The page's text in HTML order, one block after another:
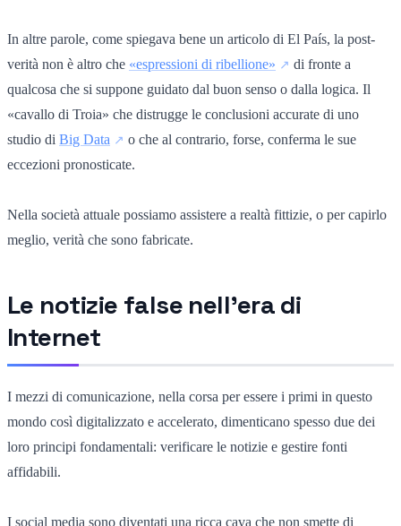
In altre parole, come spiegava bene un articolo di El País, la post-
verità non è altro che «espressioni di ribellione»
di fronte a
qualcosa che si suppone guidato dal buon senso o dalla logica. Il
«cavallo di Troia» che distrugge le conclusioni accurate di uno
studio di Big Data
o che al contrario, forse, conferma le sue
eccezioni pronosticate.
Nella società attuale possiamo assistere a realtà fittizie, o per capirlo
meglio, verità che sono fabricate.
Le notizie false nell'era di
Internet
I mezzi di comunicazione, nella corsa per essere i primi in questo
mondo così digitalizzato e accelerato, dimenticano spesso due dei
loro principi fondamentali: verificare le notizie e gestire fonti
affidabili.
I social media sono diventati una ricca cava che non smette di